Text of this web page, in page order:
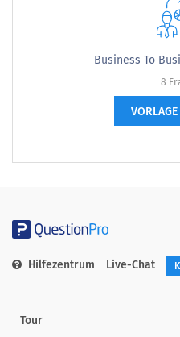
Business To
8
Hilfezentrum Live-Chat
Tour